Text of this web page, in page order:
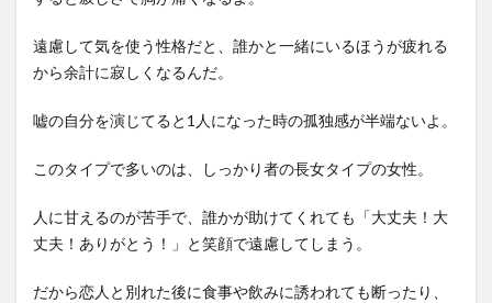
遠慮して気を使う性格だと、誰かと一緒にいるほうが疲れる
から余計に寂しくなるんだ。
嘘の自分を演じてると1人になった時の孤独感が半端ないよ。
このタイプで多いのは、しっかり者の長女タイプの女性。
人に甘えるのが苦手で、誰かが助けてくれても「大丈夫！大
丈夫！ありがとう！」と笑顔で遠慮してしまう。
だから恋人と別れた後に食事や飲みに誘われても断ったり、